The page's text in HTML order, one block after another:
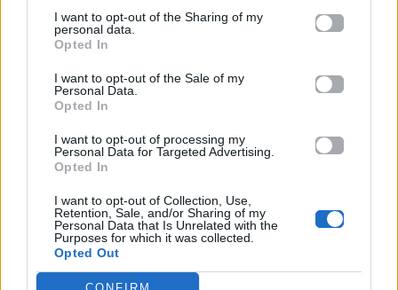
I want to opt-out of the Sharing of my
personal data.
Opted In
I want to opt-out of the Sale of my
Personal Data.
Opted In
I want to opt-out of processing my
Personal Data for Targeted Advertising.
Opted In
I want to opt-out of Collection, Use,
Retention, Sale, and/or Sharing of my
Personal Data that Is Unrelated with the
Purposes for which it was collected.
Opted Out
CONFIRM
04.07.2026 02.07.2026
News
Πανελλαδικές 2026:
Στην κορυφή των
βαθμολογιών η
Λαρισαία Ιωάννα
Παπακώστα με 19.780
Corporate News
Μία κάρτα για όλες τις
προνοιακές παροχές!